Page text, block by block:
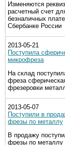
Изменяются
расчетный счет
безналичных
Сбербанке России
2013-05-21
Поступила
микрофреза
На склад
фреза
фрезеровки
2013-05-07
Поступили в
фрезы по металлу
В продажу
фрезы по